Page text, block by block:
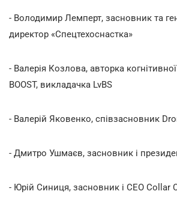
- Володимир Лемперт, засновник та
директор «Спецтехоснастка»
- Валерія Козлова, авторка когнітивної
BOOST, викладачка LvBS
- Валерій Яковенко, співзасновник
- Дмитро Ушмаєв, засновник і
- Юрій Синиця, засновник і CEO Collar